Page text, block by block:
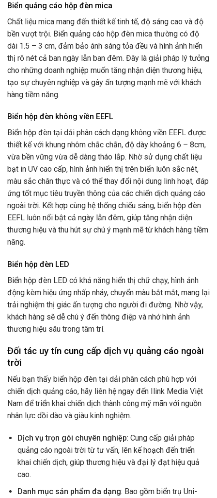
Biển quảng cáo hộp đèn mica
Chất liệu mica mang đến thiết kế tinh tế, độ sáng cao và độ
bền vượt trội. Biển quảng cáo hộp đèn mica thường có độ
dài 1.5 – 3 cm, đảm bảo ánh sáng tỏa đều và hình ảnh hiển
thị rõ nét cả ban ngày lẫn ban đêm. Đây là giải pháp lý tưởng
cho những doanh nghiệp muốn tăng nhận diện thương hiệu,
tạo sự chuyên nghiệp và gây ấn tượng mạnh mẽ với khách
hàng tiềm năng.
Biển hộp đèn không viền EEFL
Biển hộp đèn tại dải phân cách dạng không viền EEFL được
thiết kế với khung nhôm chắc chắn, độ dày khoảng 6 – 8cm,
vừa bền vững vừa dễ dàng tháo lắp. Nhờ sử dụng chất liệu
bạt in UV cao cấp, hình ảnh hiển thị trên biển luôn sắc nét,
màu sắc chân thực và có thể thay đổi nội dung linh hoạt, đáp
ứng tốt mục tiêu truyền thông của các chiến dịch quảng cáo
ngoài trời. Kết hợp cùng hệ thống chiếu sáng, biển hộp đèn
EEFL luôn nổi bật cả ngày lẫn đêm, giúp tăng nhận diện
thương hiệu và thu hút sự chú ý mạnh mẽ từ khách hàng tiềm
năng.
Biển hộp đèn LED
Biển hộp đèn LED có khả năng hiển thị chữ chạy, hình ảnh
động kèm hiệu ứng nhấp nháy, chuyển màu bắt mắt, mang lại
trải nghiệm thị giác ấn tượng cho người đi đường. Nhờ vậy,
khách hàng sẽ dễ chú ý đến thông điệp và nhớ hình ảnh
thương hiệu sâu trong tâm trí.
Đối tác uy tín cung cấp dịch vụ quảng cáo ngoài
trời
Nếu bạn thấy biển hộp đèn tại dải phân cách phù hợp với
chiến dịch quảng cáo, hãy liên hệ ngay đến Ilink Media Việt
Nam để triển khai chiến dịch thành công mỹ mãn với nguồn
nhân lực dồi dào và giàu kinh nghiệm.
Dịch vụ trọn gói chuyên nghiệp: Cung cấp giải pháp
quảng cáo ngoài trời từ tư vấn, lên kế hoạch đến triển
khai chiến dịch, giúp thương hiệu và đại lý đạt hiệu quả
cao.
Danh mục sản phẩm đa dạng: Bao gồm biển trụ Uni-